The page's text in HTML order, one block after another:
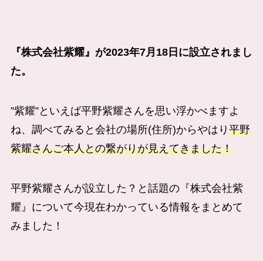
『株式会社紫耀』が2023年7月18日に設立されまし
た。
”紫耀”といえば平野紫耀さんを思い浮かべますよ
ね、調べてみると会社の場所(住所)からやはり 平野
紫耀さんご本人との繋がりが見えてきました！
平野紫耀さんが設立した？と話題の『株式会社紫
耀』について今現在わかっている情報をまとめて
みました！